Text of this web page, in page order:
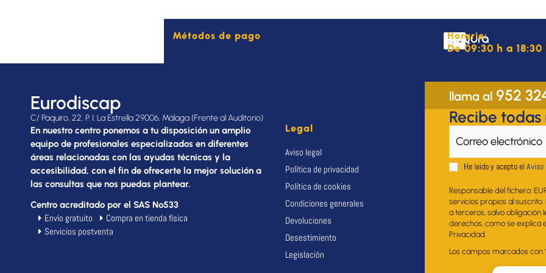
Métodos de pago Horario:
De 09:30 h a 18:30
Eurodiscap
C/ Paquiro, 22, P. I. La Estrella 29006, Málaga (Frente al Auditorio)
En nuestro centro ponemos a tu disposición un amplio
equipo de profesionales especializados en diferentes
áreas relacionadas con las ayudas técnicas y la
accesibilidad, con el fin de ofrecerte la mejor solución a
las consultas que nos puedas plantear.
Centro acreditado por el SAS Nº533
Envío gratuito
Compra en tienda física
Servicios postventa
Legal
Aviso legal
Política de privacidad
Política de cookies
Condiciones generales
Devoluciones
Desestimiento
Legislación
llama al952
Recibe
He leido y acepto el Aviso
Responsable del fichero:
servicios propios al
a terceros, salvo obligación
derechos, como se explica
Privacidad.
Los campos marcados con